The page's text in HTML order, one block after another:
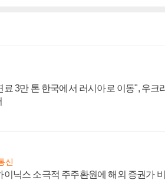
료 3만 톤 한국에서 러시아로 이동", 우크
신
이닉스 소극적 주주환원에 해외 증권가